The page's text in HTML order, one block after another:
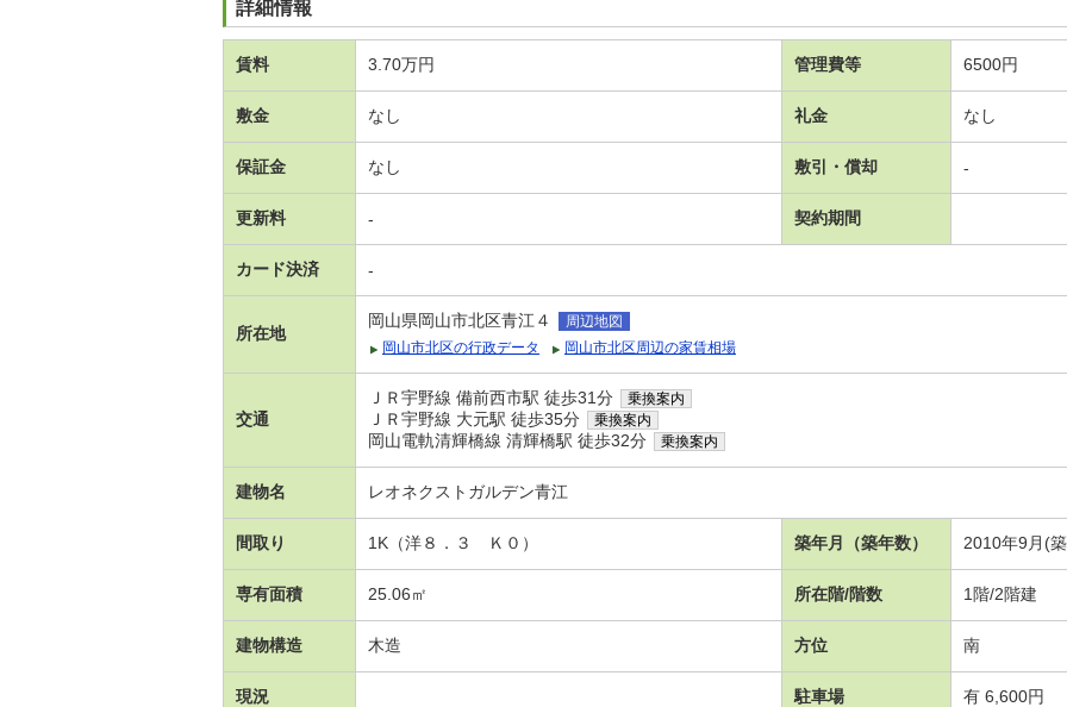
詳細情報
賃料 3.70万円 管理費等 6500円
敷金 なし 礼金 なし
保証金 なし 敷引・償却 -
更新料 - 契約期間
カード決済 -
所在地
岡山県岡山市北区青江４
周辺地図
岡山市北区の行政データ
岡山市北区周辺の家賃相場
交通
ＪＲ宇野線 備前西市駅 徒歩31分 乗換案内
ＪＲ宇野線 大元駅 徒歩35分 乗換案内
岡山電軌清輝橋線 清輝橋駅 徒歩32分 乗換案内
建物名 レオネクストガルデン青江
間取り 1K（洋８．３ Ｋ０） 築年月（築年数） 2010年9月(
専有面積 25.06㎡ 所在階/階数 1階/2階建
建物構造 木造 方位 南
現況 駐車場 有 6,600円